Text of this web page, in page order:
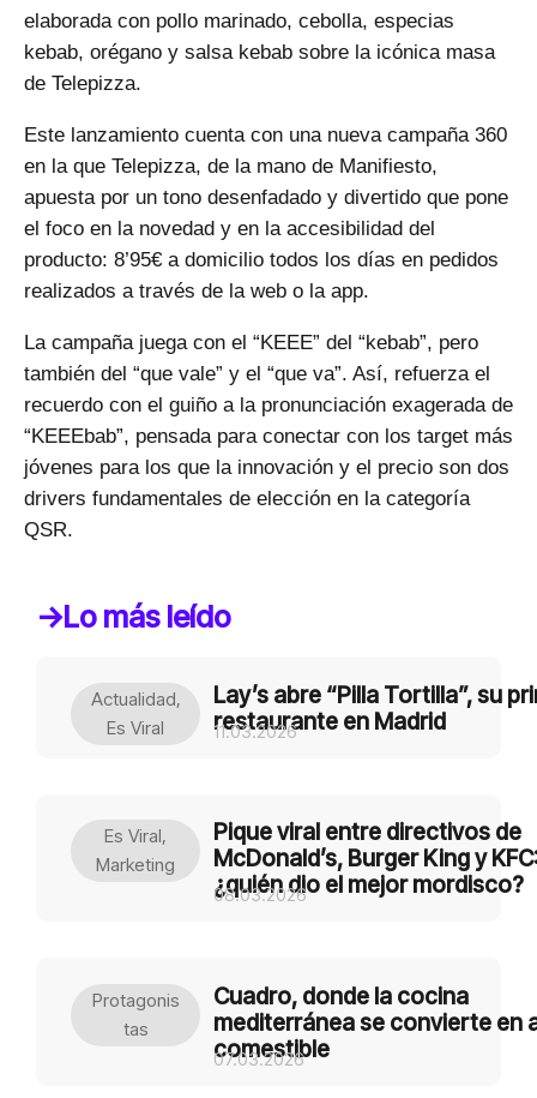
elaborada con pollo marinado, cebolla, especias
kebab, orégano y salsa kebab sobre la icónica masa
de Telepizza.
Este lanzamiento cuenta con una nueva campaña 360
en la que Telepizza, de la mano de Manifiesto,
apuesta por un tono desenfadado y divertido que pone
el foco en la novedad y en la accesibilidad del
producto: 8’95€ a domicilio todos los días en pedidos
realizados a través de la web o la app.
La campaña juega con el “KEEE” del “kebab”, pero
también del “que vale” y el “que va”. Así, refuerza el
recuerdo con el guiño a la pronunciación exagerada de
“KEEEbab”, pensada para conectar con los target más
jóvenes para los que la innovación y el precio son dos
drivers fundamentales de elección en la categoría
QSR.
->Lo más leído
Lay’s abre “Pilla Tortilla”, su
restaurante en Madrid
11.03.2026
Actualidad,
Es Viral
Pique viral entre directivos de
McDonald’s, Burger King y
¿quién dio el mejor mordisco?
08.03.2026
Es Viral,
Marketing
Cuadro, donde la cocina
mediterránea se convierte en
comestible
07.03.2026
Protagonis
Tas